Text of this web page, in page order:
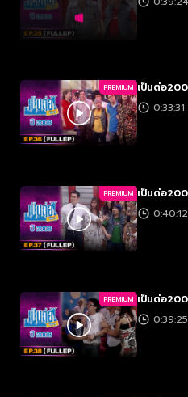
PREMIUM เป็นต่อ
PREMIUM เป็นต่อ
PREMIUM เป็นต่อ